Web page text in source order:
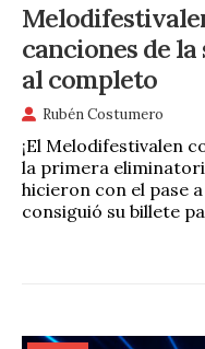
canciones de
al completo
Rubén Costumero
¡El Melodifestivalen
la primera
hicieron con el pase
consiguió su billete